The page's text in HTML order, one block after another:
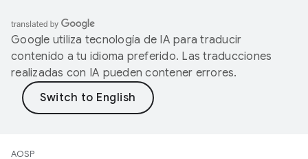
Google utiliza tecnología de IA para traducir
contenido a tu idioma preferido. Las traducciones
realizadas con IA pueden contener errores.
AOSP